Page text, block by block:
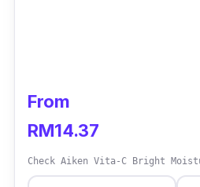
From
RM14.37
Check Aiken Vita-C Bright